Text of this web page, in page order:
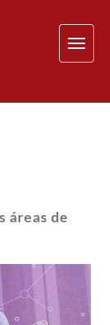
áreas de